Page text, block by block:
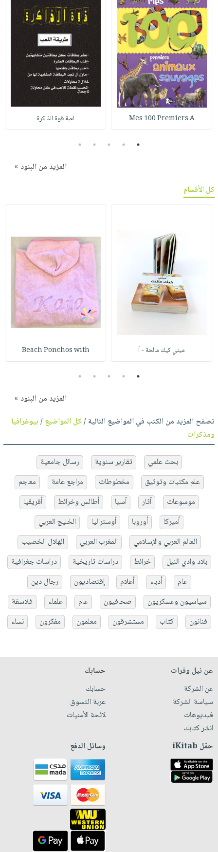
Mes 100 Premiers A لعبة قوة الذاكرة
1
2
3
4
5
المزيد من البنود »
كل الأقسام
ميني كيك مالحة - أ Beach Ponchos with
1
2
3
4
5
المزيد من البنود »
تصفح المزيد من الكتب في المواضيع التالية /كل المواضيع/بيوغرافيا
ومذكرات
بحث علمي تقارير سنوية
رسائل جامعية
علم مكتبات وتوثيق
مخطوطات مراجع عامة
معاجم
موسوعات
آثار آسيا أطالس وخرائط
أفريقيا
أميركا
أوروبا أوستراليا
الخليج العربي
العالم العربي والإسلامي
المغرب العربي
الهلال الخصيب
بلاد وادي النيل
خرائط دراسات تاريخية
دراسات جغرافية
عام
أدباء أعلام إقتصاديون
رجال دين
سياسيون وعسكريون
صحافيون عام علماء
فلاسفة
فنانون
كتاب مستشرقون معلمون مفكرون نساء
عن نيل وفرات
عن الشركة
سياسة الشركة
فيديوهات
انشر كتابك
حسابك
حسابك
عربة التسوق
لائحة الأمنيات
حمّل iKitab وسائل الدفع